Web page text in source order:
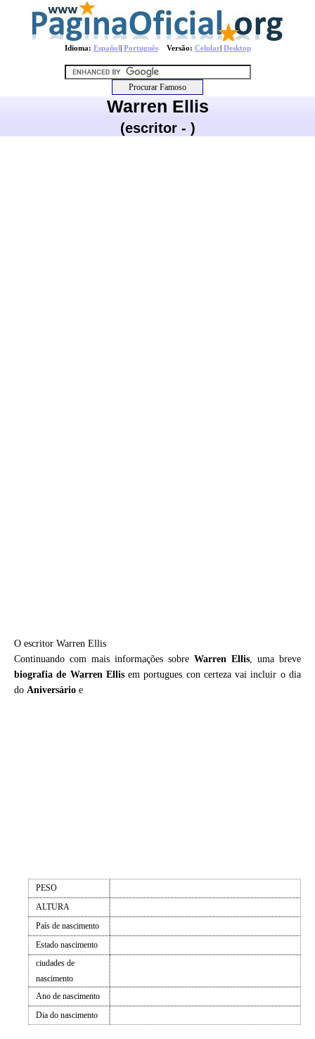
Idioma: Español| PortuguêsVersão: Celular| Desktop
Warren Ellis
(escritor - )
O escritor Warren Ellis
Continuando com mais informações sobre Warren Ellis, uma breve
biografia de Warren Ellisem portugues con certeza vai incluir o dia
do Aniversário e
PESO
ALTURA
País de nascimento
Estado nascimento
ciudades de
nascimento
Ano de nascimento
Dia do nascimento